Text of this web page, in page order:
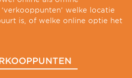
welke locatie
is, of welke online optie het